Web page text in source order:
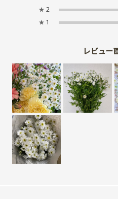
★ 2
★ 1
レビュー